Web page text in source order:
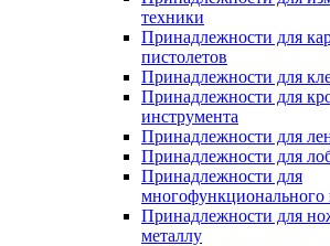
техники
Принадлежности для
пистолетов
Принадлежности для
Принадлежности для
инструмента
Принадлежности для
Принадлежности для
Принадлежности для
многофункционального
Принадлежности для
металлу